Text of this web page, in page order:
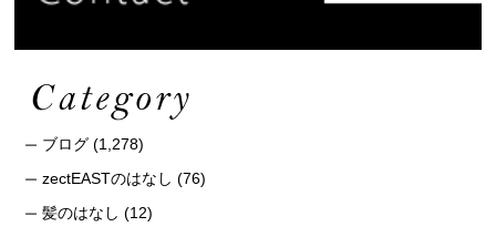
ブログ (1,278)
zectEASTのはなし (76)
髪のはなし (12)